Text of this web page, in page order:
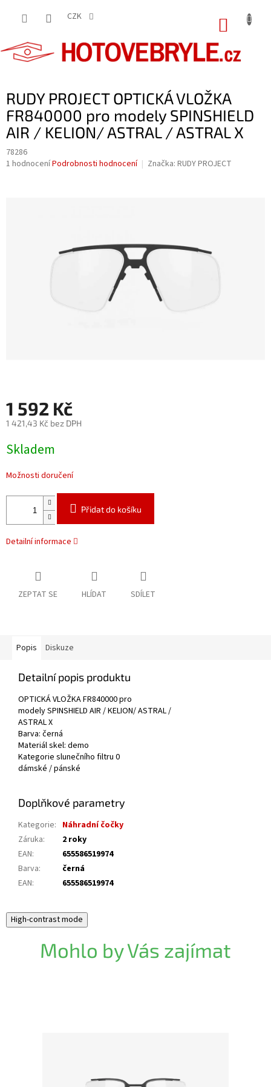
CZK
RUDY PROJECT OPTICKÁ VLOŽKA
FR840000 pro modely SPINSHIELD
AIR / KELION/ ASTRAL / ASTRAL X
78286
Průměrné
1 hodnoceníPodrobnosti hodnocení Značka: RUDY PROJECT
1 592 Kč
1 421,43 Kč bez DPH
cena:
Skladem
Možnosti doručení
Přidat do košíku
Detailní informace
ZEPTAT SE HLÍDAT SDÍLET
Popis Diskuze
Detailní popis produktu
OPTICKÁ VLOŽKA FR840000 pro
modelySPINSHIELD AIR / KELION/ ASTRAL /
ASTRAL X
Barva: černá
Materiál skel: demo
Kategorie slunečního filtru 0
dámské / pánské
Doplňkové parametry
Kategorie: Náhradní čočky
Záruka:
2 roky
EAN:
655586519974
Barva:
černá
EAN: 655586519974
High-contrast mode
Mohlo by Vás zajímat